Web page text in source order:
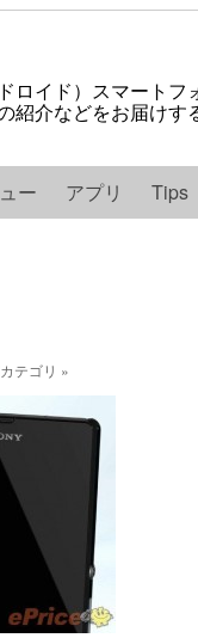
ロイド）スマート
介などをお届けす
ー アプリ Tips
テゴリ »